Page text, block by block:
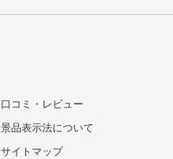
口コミ・レビュー
景品表示法について
サイトマップ